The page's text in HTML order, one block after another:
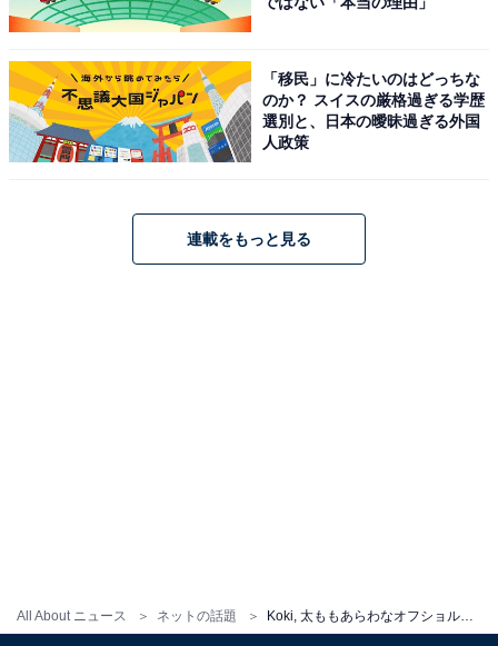
All About ニュース ネットの話題
「移民」に冷たいのはどっちな
のか？ スイスの厳格過ぎる学歴
選別と、日本の曖昧過ぎる外国
人政策
連載をもっと見る